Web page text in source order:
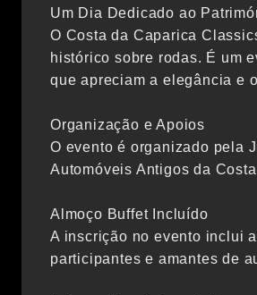
Um Dia Dedicado ao
O Costa da Caparica
histórico sobre rodas. É um
que apreciam a elegância e
Organização e Apoios
O evento é organizado pela
Automóveis Antigos da
Almoço Buffet Incluído
A inscrição no evento inclui
participantes e amantes de